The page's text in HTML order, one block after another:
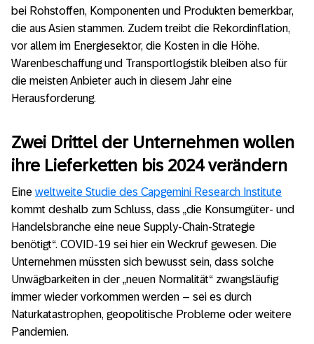
bei Rohstoffen, Komponenten und Produkten bemerkbar,
die aus Asien stammen. Zudem treibt die Rekordinflation,
vor allem im Energiesektor, die Kosten in die Höhe.
Warenbeschaffung und Transportlogistik bleiben also für
die meisten Anbieter auch in diesem Jahr eine
Herausforderung.
Zwei Drittel der Unternehmen wollen
ihre Lieferketten bis 2024 verändern
Eine weltweite Studie des Capgemini Research Institute
kommt deshalb zum Schluss, dass „die Konsumgüter- und
Handelsbranche eine neue Supply-Chain-Strategie
benötigt“. COVID-19 sei hier ein Weckruf gewesen. Die
Unternehmen müssten sich bewusst sein, dass solche
Unwägbarkeiten in der „neuen Normalität“ zwangsläufig
immer wieder vorkommen werden – sei es durch
Naturkatastrophen, geopolitische Probleme oder weitere
Pandemien.